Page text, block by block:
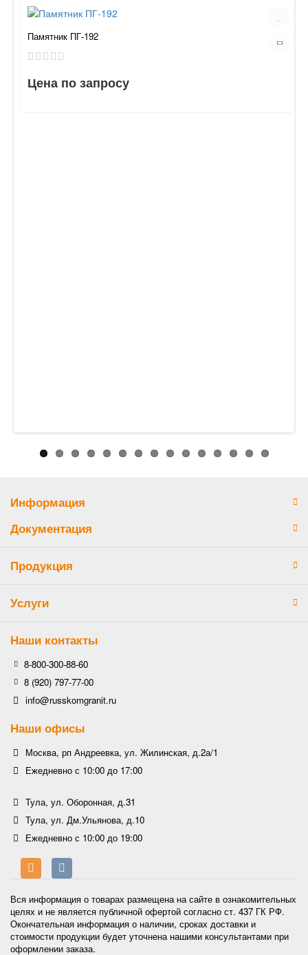
Памятник ПГ-192
Цена по запросу
Информация
Документация
Продукция
Услуги
Наши контакты
8-800-300-88-60
8 (920) 797-77-00
info@russkomgranit.ru
Наши офисы
Москва, рп Андреевка, ул. Жилинская, д.2а/1
Ежедневно с 10:00 до 17:00
Тула, ул. Оборонная, д.31
Тула, ул. Дм.Ульянова, д.10
Ежедневно с 10:00 до 19:00
Вся информация о товарах размещена на сайте в ознакомительных
целях и не является публичной офертой согласно ст. 437 ГК РФ.
Окончательная информация о наличии, сроках доставки и
стоимости продукции будет уточнена нашими консультантами при
оформлении заказа.